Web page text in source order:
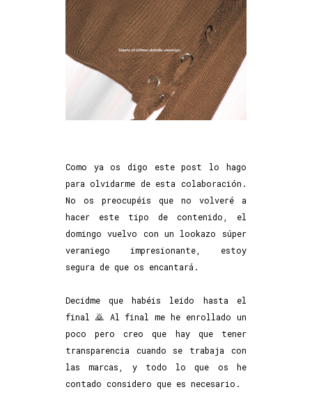
Como ya os digo este post lo hago
para olvidarme de esta colaboración.
No os preocupéis que no volveré a
hacer este tipo de contenido, el
domingo vuelvo con un lookazo súper
veraniego impresionante, estoy
segura de que os encantará.
Decidme que habéis leído hasta el
final 🙇 Al final me he enrollado un
poco pero creo que hay que tener
transparencia cuando se trabaja con
las marcas, y todo lo que os he
contado considero que es necesario.